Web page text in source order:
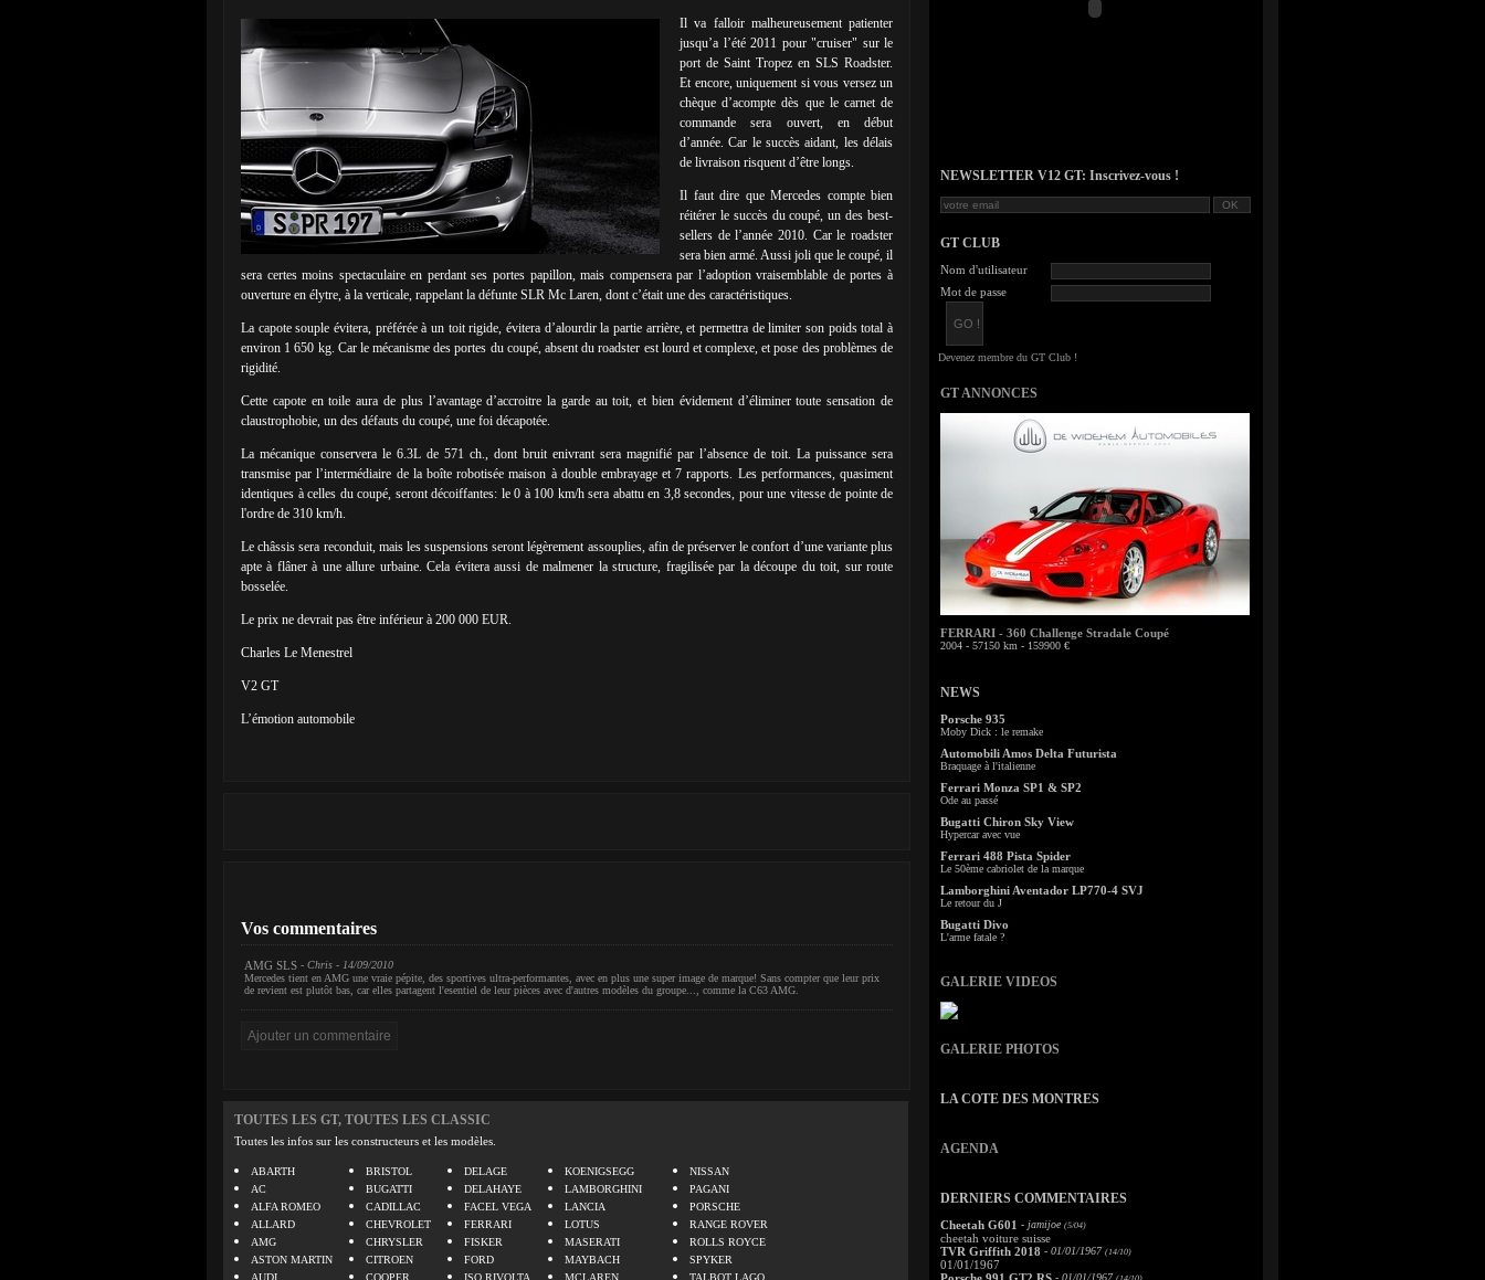
Il va falloir malheureusement patienter
jusqu’a l’été 2011 pour "cruiser" sur le
port de Saint Tropez en SLS Roadster.
Et encore, uniquement si vous versez un
chèque d’acompte dès que le carnet de
commande sera ouvert, en début
d’année. Car le succès aidant, les délais
de livraison risquent d’être longs.
Il faut dire que Mercedes compte bien
réitérer le succès du coupé, un des best-
sellers de l’année 2010. Car le roadster
sera bien armé. Aussi joli que le coupé, il
sera certes moins spectaculaire en perdant ses portes papillon, mais compensera par l’adoption vraisemblable de portes à
ouverture en élytre, à la verticale, rappelant la défunte SLR Mc Laren, dont c’était une des caractéristiques.
La capote souple évitera, préférée à un toit rigide, évitera d’alourdir la partie arrière, et permettra de limiter son poids total à
environ 1 650 kg. Car le mécanisme des portes du coupé, absent du roadster est lourd et complexe, et pose des problèmes de
rigidité.
Cette capote en toile aura de plus l’avantage d’accroitre la garde au toit, et bien évidement d’éliminer toute sensation de
claustrophobie, un des défauts du coupé, une foi décapotée.
La mécanique conservera le 6.3L de 571 ch., dont bruit enivrant sera magnifié par l’absence de toit. La puissance sera
transmise par l’intermédiaire de la boîte robotisée maison à double embrayage et 7 rapports. Les performances, quasiment
identiques à celles du coupé, seront décoiffantes: le 0 à 100 km/h sera abattu en 3,8 secondes, pour une vitesse de pointe de
l'ordre de 310 km/h.
Le châssis sera reconduit, mais les suspensions seront légèrement assouplies, afin de préserver le confort d’une variante plus
apte à flâner à une allure urbaine. Cela évitera aussi de malmener la structure, fragilisée par la découpe du toit, sur route
bosselée.
Le prix ne devrait pas être inférieur à 200 000 EUR.
Charles Le Menestrel
V2 GT
L’émotion automobile
Vos commentaires
AMG SLS - Chris - 14/09/2010
Mercedes tient en AMG une vraie pépite, des sportives ultra-performantes, avec en plus une super image de marque! Sans compter que leur prix
de revient est plutôt bas, car elles partagent l'esentiel de leur pièces avec d'autres modèles du groupe..., comme la C63 AMG.
TOUTES LES GT, TOUTES LES CLASSIC
Toutes les infos sur les constructeurs et les modèles.
ABARTH
AC
ALFA ROMEO
ALLARD
AMG
ASTON MARTIN
AUDI
BRISTOL
BUGATTI
CADILLAC
CHEVROLET
CHRYSLER
CITROEN
COOPER
DELAGE
DELAHAYE
FACEL VEGA
FERRARI
FISKER
FORD
ISO RIVOLTA
KOENIGSEGG
LAMBORGHINI
LANCIA
LOTUS
MASERATI
MAYBACH
MCLAREN
NISSAN
PAGANI
PORSCHE
RANGE ROVER
ROLLS ROYCE
SPYKER
TALBOT LAGO
NEWSLETTER V12 GT: Inscrivez-vous !
GT CLUB
Nom d'utilisateur
Mot de passe
GT ANNONCES
FERRARI - 360 Challenge Stradale Coupé
2004 - 57150 km - 159900 €
NEWS
Porsche 935
Moby Dick : le remake
Automobili Amos Delta Futurista
Braquage à l'italienne
Ferrari Monza SP1 & SP2
Ode au passé
Bugatti Chiron Sky View
Hypercar avec vue
Ferrari 488 Pista Spider
Le 50ème cabriolet de la marque
Lamborghini Aventador LP770-4 SVJ
Le retour du J
Bugatti Divo
L'arme fatale ?
GALERIE VIDEOS
GALERIE PHOTOS
LA COTE DES MONTRES
AGENDA
DERNIERS COMMENTAIRES
Cheetah G601 - jamijoe (5/04)
cheetah voiture suisse
TVR Griffith 2018 - 01/01/1967 (14/10)
01/01/1967
- 01/01/1967